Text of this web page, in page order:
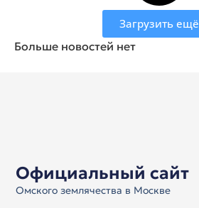
Загрузить ещё
Больше новостей нет
Официальный сайт
Омского землячества в Москве